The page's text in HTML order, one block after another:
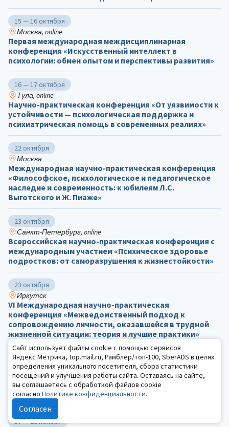
15 — 16 октября
Москва, online
Первая международная междисциплинарная
конференция «Искусственный интеллект в
психологии: обмен опытом и перспективы развития»
16 — 17 октября
Тула, online
Научно-практическая конференция «От уязвимости к
устойчивости — психологическая поддержка и
психиатрическая помощь в современных реалиях»
22 октября
Москва
Международная научно-практическая конференция
«Философское, психологическое и педагогическое
наследие и современность: к юбилеям Л.С.
Выготского и Ж. Пиаже»
23 октября
Санкт-Петербург, online
Всероссийская научно-практическая конференция с
международным участием «Психическое здоровье
подростков: от саморазрушения к жизнестойкости»
23 октября
Иркутск
VI Международная научно-практическая
конференция «Межведомственный подход к
сопровождению личности, оказавшейся в трудной
жизненной ситуации: теория и лучшие практики»
5 — 6 ноября
Самара, online
Всероссийская научная конференция с
международным участием «Исторические имена в
актуальной психологии»
17 — 20 ноября
Сайт использует файлы cookie с помощью сервисов
Яндекс Метрика, top.mail.ru, Рамблер/топ-100, SberADS в целях
определения уникального посетителя, сбора статистики
посещений и улучшения работы сайта. Оставаясь на сайте,
вы соглашаетесь с обработкой файлов cookie
согласно Политике конфиденциальности.
Согласен